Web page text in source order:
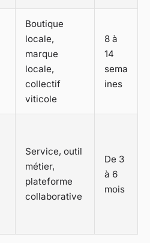
Boutique
locale,
marque
locale,
collectif
viticole
8 à
14
sema
ines
Service, outil
métier,
plateforme
collaborative
De 3
à 6
mois